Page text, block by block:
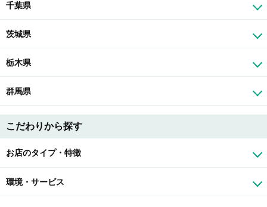
千葉県
茨城県
栃木県
群馬県
こだわりから探す
お店のタイプ・特徴
環境・サービス